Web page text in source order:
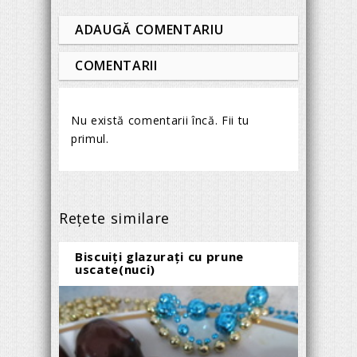
ADAUGĂ COMENTARIU
COMENTARII
Nu există comentarii încă. Fii tu
primul.
Reţete similare
Biscuiţi glazuraţi cu prune
uscate(nuci)